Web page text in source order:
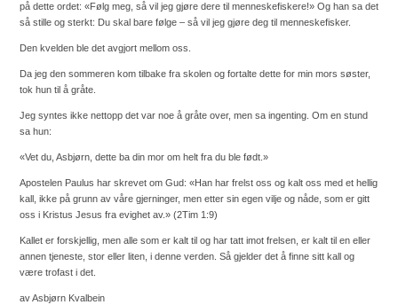
på dette ordet: «Følg meg, så vil jeg gjøre dere til menneskefiskere!» Og han sa det
så stille og sterkt: Du skal bare følge – så vil jeg gjøre deg til menneskefisker.
Den kvelden ble det avgjort mellom oss.
Da jeg den sommeren kom tilbake fra skolen og fortalte dette for min mors søster,
tok hun til å gråte.
Jeg syntes ikke nettopp det var noe å gråte over, men sa ingenting. Om en stund
sa hun:
«Vet du, Asbjørn, dette ba din mor om helt fra du ble født.»
Apostelen Paulus har skrevet om Gud: «Han har frelst oss og kalt oss med et hellig
kall, ikke på grunn av våre gjerninger, men etter sin egen vilje og nåde, som er gitt
oss i Kristus Jesus fra evighet av.» (2Tim 1:9)
Kallet er forskjellig, men alle som er kalt til og har tatt imot frelsen, er kalt til en eller
annen tjeneste, stor eller liten, i denne verden. Så gjelder det å finne sitt kall og
være trofast i det.
av Asbjørn Kvalbein